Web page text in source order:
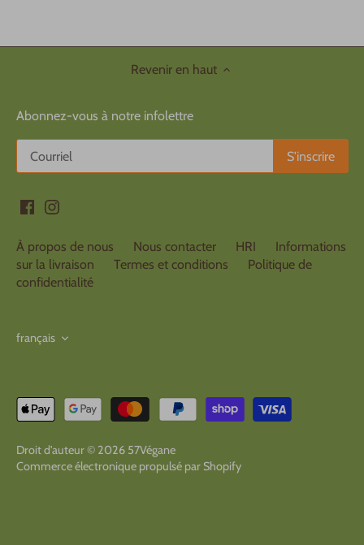
Revenir en haut
Abonnez-vous à notre infolettre
À propos de nous Nous contacter HRI
Informations
sur la livraison
Termes et conditions
Politique de
confidentialité
Langue
français
Droit d'auteur © 2026 57Végane
Commerce électronique propulsé par Shopify